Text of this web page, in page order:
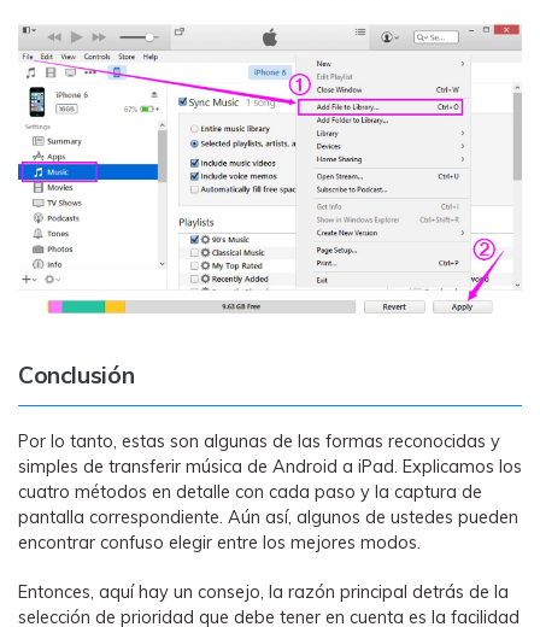
Conclusión
Por lo tanto, estas son algunas de las formas reconocidas y
simples de transferir música de Android a iPad. Explicamos los
cuatro métodos en detalle con cada paso y la captura de
pantalla correspondiente. Aún así, algunos de ustedes pueden
encontrar confuso elegir entre los mejores modos.
Entonces, aquí hay un consejo, la razón principal detrás de la
selección de prioridad que debe tener en cuenta es la facilidad